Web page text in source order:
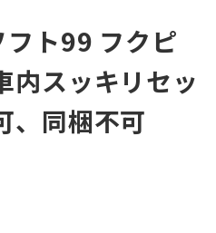
フト99 フクピ
内スッキリセッ
、同梱不可